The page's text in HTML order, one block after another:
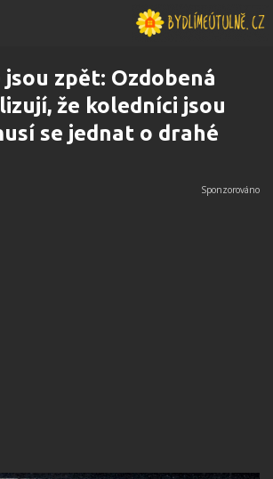
zpět: Ozdobená
že koledníci jsou
se jednat o drahé